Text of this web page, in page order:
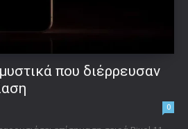
που διέρρευσαν
0